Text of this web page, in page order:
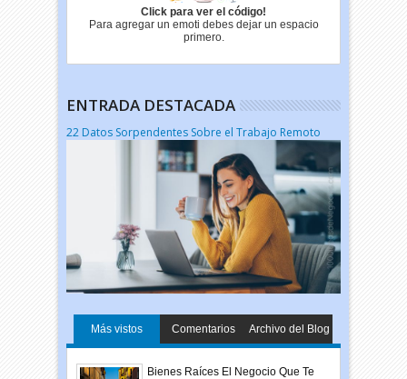
Click para ver el código!
Para agregar un emoti debes dejar un espacio
primero.
ENTRADA DESTACADA
22 Datos Sorpendentes Sobre el Trabajo Remoto
Más vistos Comentarios Archivo del Blog
Bienes Raíces El Negocio Que Te